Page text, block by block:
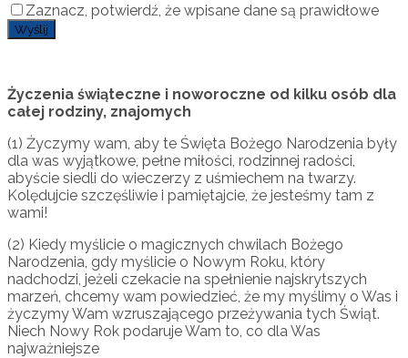
Zaznacz, potwierdź, że wpisane dane są prawidłowe
Życzenia świąteczne i noworoczne od kilku osób dla
całej rodziny, znajomych
(1) Życzymy wam, aby te Święta Bożego Narodzenia były
dla was wyjątkowe, pełne miłości, rodzinnej radości,
abyście siedli do wieczerzy z uśmiechem na twarzy.
Kolędujcie szczęśliwie i pamiętajcie, że jesteśmy tam z
wami!
(2) Kiedy myślicie o magicznych chwilach Bożego
Narodzenia, gdy myślicie o Nowym Roku, który
nadchodzi, jeżeli czekacie na spełnienie najskrytszych
marzeń, chcemy wam powiedzieć, że my myślimy o Was i
życzymy Wam wzruszającego przeżywania tych Świąt.
Niech Nowy Rok podaruje Wam to, co dla Was
najważniejsze